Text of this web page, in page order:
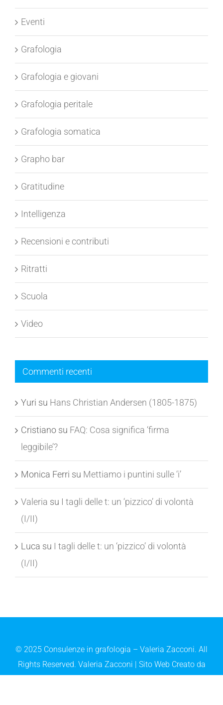
Eventi
Grafologia
Grafologia e giovani
Grafologia peritale
Grafologia somatica
Grapho bar
Gratitudine
Intelligenza
Recensioni e contributi
Ritratti
Scuola
Video
Commenti recenti
Yuri su Hans Christian Andersen (1805-1875)
Cristiano su FAQ: Cosa significa ‘firma
leggibile’?
Monica Ferri su Mettiamo i puntini sulle ‘i’
Valeria su I tagli delle t: un ‘pizzico’ di volontà
(I/II)
Luca su I tagli delle t: un ‘pizzico’ di volontà
(I/II)
© 2025 Consulenze in grafologia – Valeria Zacconi. All
Rights Reserved. Valeria Zacconi | Sito Web Creato da